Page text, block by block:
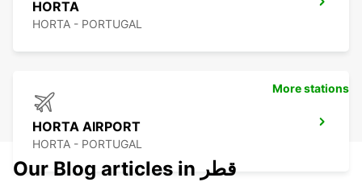
HORTA
HORTA - PORTUGAL
HORTA AIRPORT
HORTA - PORTUGAL
More stations
Our Blog articles in قطر